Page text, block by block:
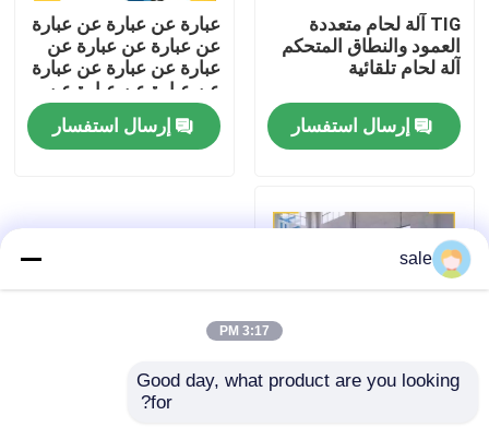
جولة في المصنع
مراقبة الجودة
اتصل بنا
أخبار
القضايا
TIG آلة لحام متعددة
العمود والنطاق المتحكم
آلة لحام تلقائية
إرسال استفسار
عبارة عن عبارة عن عبارة
عن عبارة عن عبارة عن
عبارة عن عبارة عن عبارة
عن عبارة عن عبارة عن
عبارة عن عبارة عن عبارة
إرسال استفسار
sale
3:17 PM
Good day, what product are you looking
for?